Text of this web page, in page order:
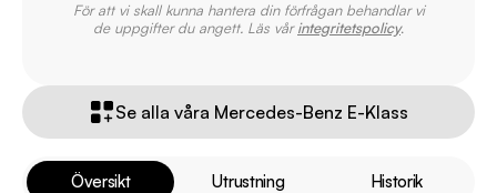
Översikt Utrustning Historik
För att vi skall kunna hantera din förfrågan behandlar vi
de uppgifter du angett. Läs vårintegritetspolicy.
Se alla våra Mercedes-Benz E-Klass